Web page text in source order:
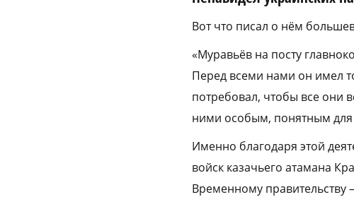
Вот что писал о нём
«Муравьёв на посту
Перед всеми нами он имел
потребовал, чтобы все они
ними особым, понятным
Именно благодаря этой
войск казачьего атамана
Временному правительству